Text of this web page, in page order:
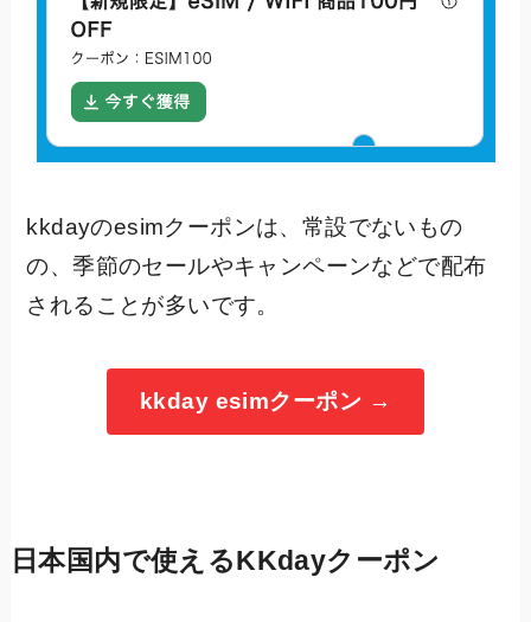
kkdayのesimクーポンは、常設でないもの
の、季節のセールやキャンペーンなどで配布
されることが多いです。
kkday esimクーポン →
日本国内で使えるKKdayクーポン